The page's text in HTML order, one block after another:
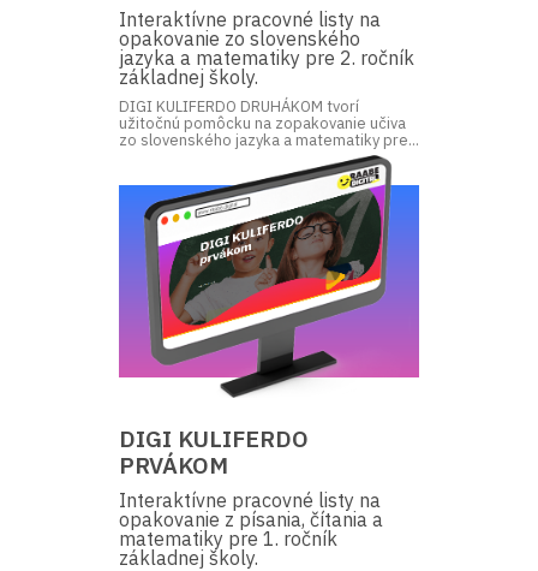
Interaktívne pracovné listy na
opakovanie zo slovenského
jazyka a matematiky pre 2. ročník
základnej školy.
DIGI KULIFERDO DRUHÁKOM tvorí
užitočnú pomôcku na zopakovanie učiva
zo slovenského jazyka a matematiky pre...
DIGI KULIFERDO
PRVÁKOM
Interaktívne pracovné listy na
opakovanie z písania, čítania a
matematiky pre 1. ročník
základnej školy.